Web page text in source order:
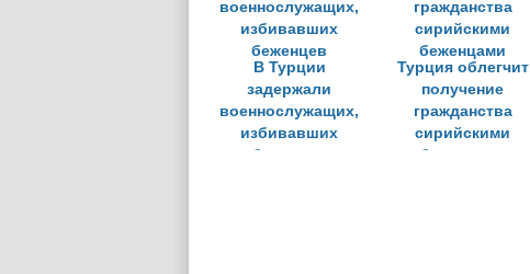
В Турции
задержали
военнослужащих,
избивавших
беженцев
Турция облегчит
получение
гражданства
сирийскими
беженцами